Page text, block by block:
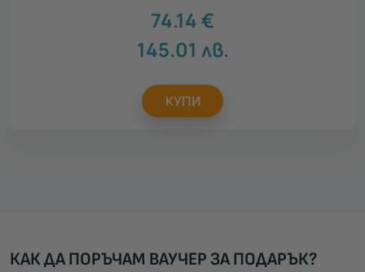
74.14€
145.01 лв.
КУПИ
КАК ДА ПОРЪЧАМ ВАУЧЕР ЗА ПОДАРЪК?